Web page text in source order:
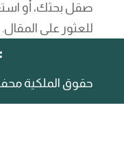
صقل بحثك، أو
للعثور على المقال.
حقوق الملكية